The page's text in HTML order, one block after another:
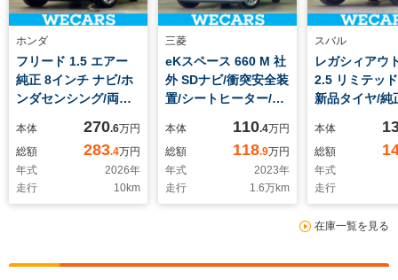
ホンダ
フリード 1.5 エアー
純正 8インチ ナビ/ホ
ンダセンシング/両側
線逸脱防止支援システ
ム/登録済未使用車/ヘ
ッドランプ LED/USB
ジャック/Bluetooth
接続/EBD付ABS
本体 270.6万円
総額
283.4万円
年式
2026年
走行
10km
三菱
eKスペース 660 M 社
外 SDナビ/衝突安全装
置/シートヒーター/車
ム/ETC/EBD付ABS/横
滑り防止装置/アイド
リングストップ/フル
セグTV/エアバッグ 運
転席/エアバッグ 助手
本体 110.4万円
総額
118.9万円
年式
2023年
走行
1.6万km
スバル
レガシィアウ
2.5 リミテッ
新品タイヤ/純
トヒーター 前
逸脱防止支援
ム/シート フ
電動バックド
ドランプ
ャック/
本体
総額
年式
走行
在庫一覧を見る